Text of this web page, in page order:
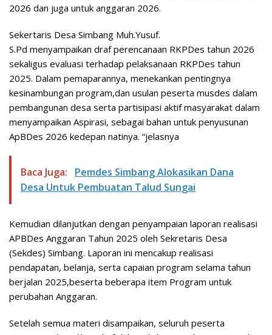
2026 dan juga untuk anggaran 2026.
Sekertaris Desa Simbang Muh.Yusuf.
S.Pd menyampaikan draf perencanaan RKPDes tahun 2026
sekaligus evaluasi terhadap pelaksanaan RKPDes tahun
2025. Dalam pemaparannya, menekankan pentingnya
kesinambungan program,dan usulan peserta musdes dalam
pembangunan desa serta partisipasi aktif masyarakat dalam
menyampaikan Aspirasi, sebagai bahan untuk penyusunan
ApBDes 2026 kedepan natinya. “jelasnya
Baca Juga:
Pemdes Simbang Alokasikan Dana
Desa Untuk Pembuatan Talud Sungai
Kemudian dilanjutkan dengan penyampaian laporan realisasi
APBDes Anggaran Tahun 2025 oleh Sekretaris Desa
(Sekdes) Simbang. Laporan ini mencakup realisasi
pendapatan, belanja, serta capaian program selama tahun
berjalan 2025,beserta beberapa item Program untuk
perubahan Anggaran.
Setelah semua materi disampaikan, seluruh peserta